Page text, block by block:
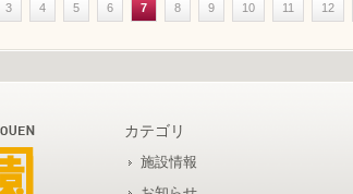
3 4 5 6 7 8 9 10 11 12
カテゴリ
施設情報